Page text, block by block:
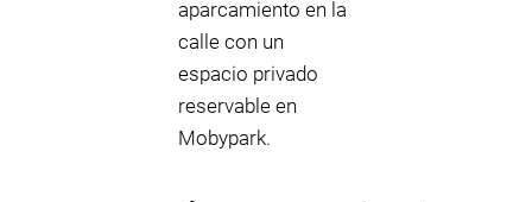
aparcamiento en la
calle con un
espacio privado
reservable en
Mobypark.